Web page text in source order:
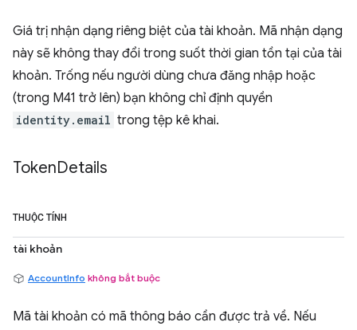
Giá trị nhận dạng riêng biệt của tài khoản. Mã nhận dạng
này sẽ không thay đổi trong suốt thời gian tồn tại của tài
khoản. Trống nếu người dùng chưa đăng nhập hoặc
(trong M41 trở lên) bạn không chỉ định quyền
identity.email trong tệp kê khai.
TokenDetails
THUỘC TÍNH
tài khoản
AccountInfo không bắt buộc
Mã tài khoản có mã thông báo cần được trả về. Nếu